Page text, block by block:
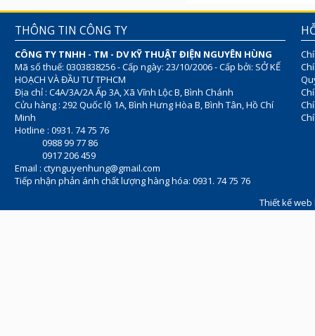
THÔNG TIN CÔNG TY
CÔNG TY TNHH - TM - DV KỸ THUẬT ĐIỆN NGUYÊN HÙNG
Mã số thuế: 0303838256 - Cấp ngày: 23/10/2006 - Cấp bởi: SỞ KẾ
HOẠCH VÀ ĐẦU TƯ TPHCM
Địa chỉ : C4A/3A/2A Ấp 3A, Xã Vĩnh Lộc B, Bình Chánh
Cửu hàng : 292 Quốc lộ 1A, Bình Hưng Hòa B, Bình Tân, Hồ Chí
Minh
Hotline : 0931. 74 75 76
0988 99 77 86
0917 206 459
Email : ctynguyenhung@gmail.com
Tiếp nhận phản ánh chất lượng hàng hóa: 0931. 74 75 76
Thiết kế web